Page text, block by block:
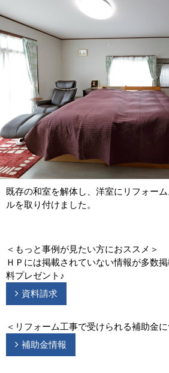
既存の和室を解体し、洋室にリフォー
ルを取り付けました。
＜もっと事例が見たい方におススメ＞
ＨＰには掲載されていない情報が多数
料プレゼント♪
資料請求
＜リフォーム工事で受けられる補助金
補助金情報